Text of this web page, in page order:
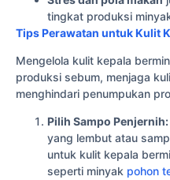
tingkat produksi
Tips Perawatan untuk Kulit
Mengelola kulit kepala
produksi sebum, menjaga
menghindari penumpukan
Pilih Sampo Penjernih:
yang lembut atau
untuk kulit kepala
seperti minyak pohon